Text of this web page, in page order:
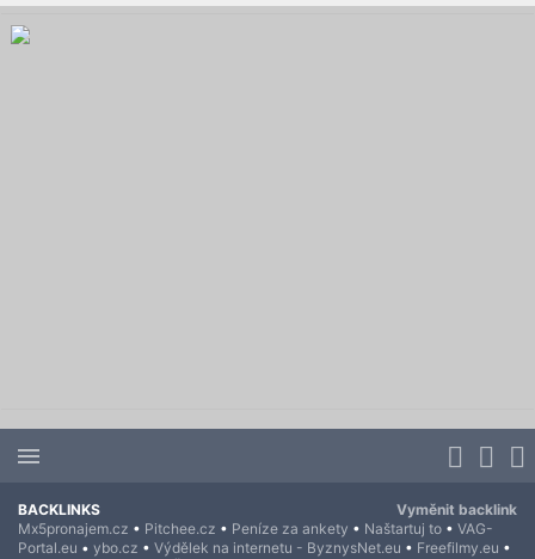
BACKLINKS
Vyměnit backlink
Mx5pronajem.cz • Pitchee.cz • Peníze za ankety • Naštartuj to • VAG-
Portal.eu • ybo.cz • Výdělek na internetu - ByznysNet.eu • Freefilmy.eu •